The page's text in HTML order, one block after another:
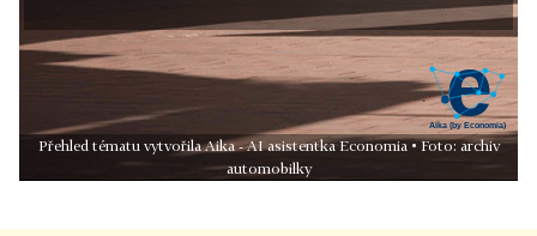
Přehled tématu vytvořila Aika - AI asistentka Economia • Foto: archiv
automobilky